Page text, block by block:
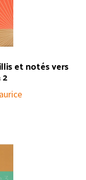
et notés vers